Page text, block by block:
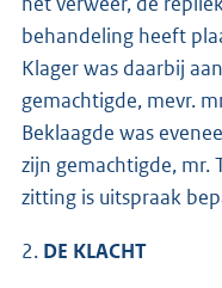
behandeling heeft
Klager was daarbij
gemachtigde, mevr.
Beklaagde was
zijn gemachtigde, mr.
zitting is uitspraak
2. DE KLACHT